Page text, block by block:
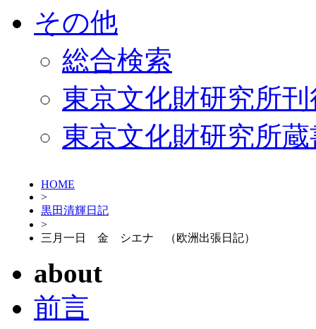
その他
総合検索
東京文化財研究所
東京文化財研究所
HOME
>
黒田清輝日記
>
三月一日 金 シエナ （欧洲出張日記）
about
前言